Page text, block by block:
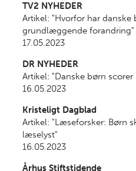
TV2 NYHEDER
Artikel: "Hvorfor har
grundlæggende forandring"
17.05.2023
DR NYHEDER
Artikel: "Danske børn
16.05.2023
Kristeligt Dagblad
Artikel: "Læseforsker: Børn
læselyst"
16.05.2023
Århus Stiftstidende